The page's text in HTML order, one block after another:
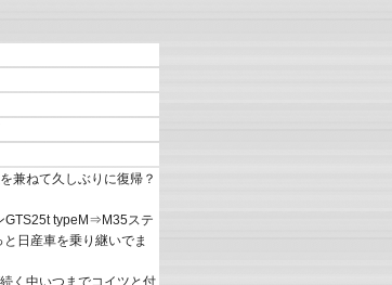
兼ねて久しぶりに復帰？
GTS25t typeM⇒M35ステ
日産車を乗り継いでま
く中いつまでコイツと付